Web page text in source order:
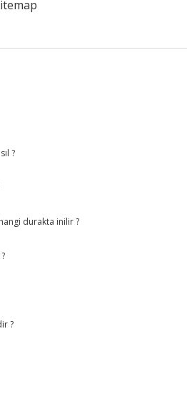
?
durakta inilir ?
?